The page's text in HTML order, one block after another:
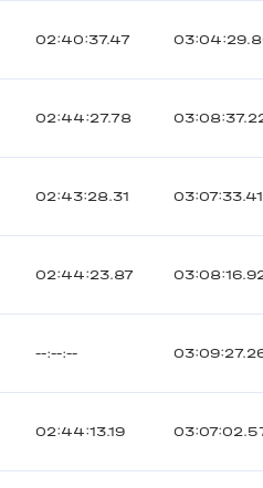
02:40:37.47
02:44:27.78
02:43:28.31 03:07:33.41
02:44:23.87
--:--:--
02:44:13.19